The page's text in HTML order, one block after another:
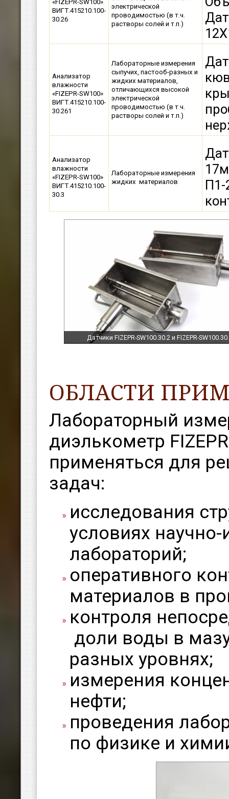
«FIZEPR-SW100»
ВИГТ.415210.100-
30.26
электрической
проводимостью (в т.ч.
растворы солей и т.п.)
Анализатор
влажности
«FIZEPR-SW100»
ВИГТ.415210.100-
30.261
Лабораторные измерения
сыпучих, пастооб-разных и
жидких материалов,
отличающихся высокой
электрической
проводимостью (в т.ч.
растворы солей и т.п.)
Анализатор
влажности
«FIZEPR-SW100»
ВИГТ.415210.100-
30.3
Лабораторные измерения
жидких материалов
П1-
Датчики FIZEPR-SW100.30.2 и FIZEPR-
ОБЛАСТИ
Лабораторный
диэлькометр
применяться для
задач:
исследования
условиях
лабораторий;
оперативного
материалов в
контроля
доли воды в
разных уровнях;
измерения
нефти;
проведения
по физике и